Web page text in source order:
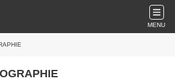
MENU